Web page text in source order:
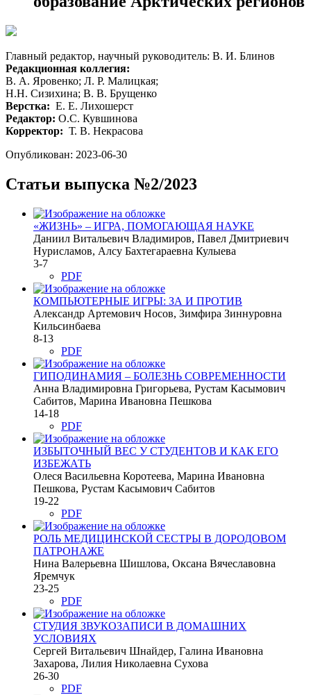
Главный редактор, научный руководитель: В. И. Блинов
Редакционная коллегия:
В. А. Яровенко; Л. Р. Малицкая;
Н.Н. Сизихина; В. В. Брущенко
Верстка: Е. Е. Лихошерст
Редактор: О.С. Кувшинова
Корректор: Т. В. Некрасова
Опубликован: 2023-06-30
Статьи выпуска №2/2023
«ЖИЗНЬ» – ИГРА, ПОМОГАЮЩАЯ НАУКЕ
Даниил Витальевич Владимиров, Павел Дмитриевич
Нурисламов, Алсу Бахтегараевна Кулыева
3-7
PDF
КОМПЬЮТЕРНЫЕ ИГРЫ: ЗА И ПРОТИВ
Александр Артемович Носов, Зимфира Зиннуровна
Кильсинбаева
8-13
PDF
ГИПОДИНАМИЯ – БОЛЕЗНЬ СОВРЕМЕННОСТИ
Анна Владимировна Григорьева, Рустам Касымович
Сабитов, Марина Ивановна Пешкова
14-18
PDF
ИЗБЫТОЧНЫЙ ВЕС У СТУДЕНТОВ И КАК ЕГО
ИЗБЕЖАТЬ
Олеся Васильевна Коротеева, Марина Ивановна
Пешкова, Рустам Касымович Сабитов
19-22
PDF
РОЛЬ МЕДИЦИНСКОЙ СЕСТРЫ В ДОРОДОВОМ
ПАТРОНАЖЕ
Нина Валерьевна Шишлова, Оксана Вячеславовна
Яремчук
23-25
PDF
СТУДИЯ ЗВУКОЗАПИСИ В ДОМАШНИХ
УСЛОВИЯХ
Сергей Витальевич Шнайдер, Галина Ивановна
Захарова, Лилия Николаевна Сухова
26-30
PDF